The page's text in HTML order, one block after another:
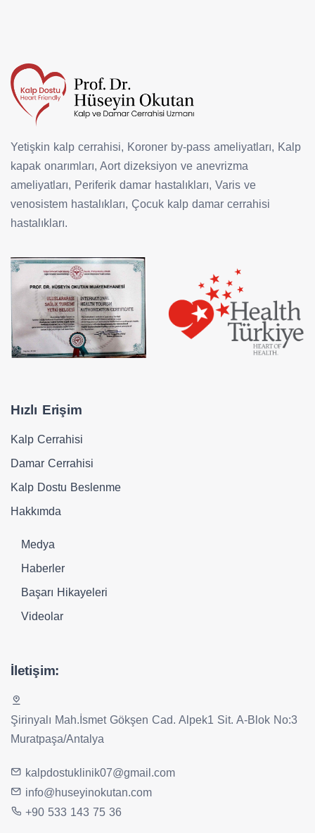
Yetişkin kalp cerrahisi, Koroner by-pass ameliyatları, Kalp
kapak onarımları, Aort dizeksiyon ve anevrizma
ameliyatları, Periferik damar hastalıkları, Varis ve
venosistem hastalıkları, Çocuk kalp damar cerrahisi
hastalıkları.
Hızlı Erişim
Kalp Cerrahisi
Damar Cerrahisi
Kalp Dostu Beslenme
Hakkımda
Medya
Haberler
Başarı Hikayeleri
Videolar
İletişim:
Şirinyalı Mah.İsmet Gökşen Cad. Alpek1 Sit. A-Blok No:3
Muratpaşa/Antalya
kalpdostuklinik07@gmail.com
info@huseyinokutan.com
+90 533 143 75 36